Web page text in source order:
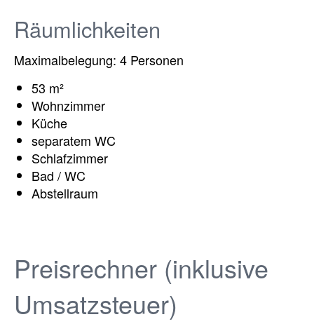
Räumlichkeiten
Maximalbelegung: 4 Personen
53 m²
Wohnzimmer
Küche
separatem WC
Schlafzimmer
Bad / WC
Abstellraum
Preisrechner (inklusive
Umsatzsteuer)